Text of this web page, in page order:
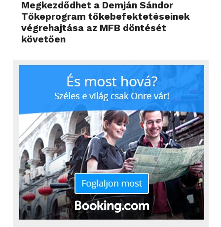
Megkezdődhet a Demján Sándor
Tőkeprogram tőkebefektetéseinek
végrehajtása az MFB döntését
követően